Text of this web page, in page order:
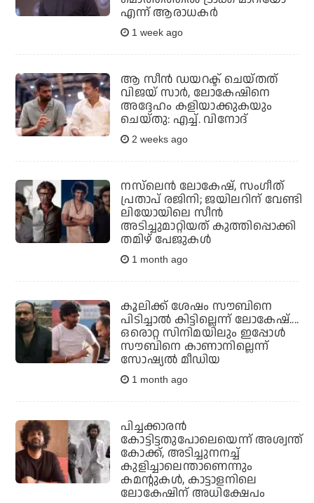
എന്ന് ആരാധകര്‍
1 week ago
ആ സീന്‍ ഡയറക്ട് ചെയ്തത്
വിജയ് സാര്‍, ലോകേഷിനെ
അദ്ദേഹം കളിയാക്കുകയും
ചെയ്തു: എച്ച്. വിനോദ്
2 weeks ago
നസ്‌ലെന്‍ ലോകേഷ്, സംഗീത്
പ്രതാപ് രജിനി; ജയിലറിന് വേണ്ടി
ലിയോയിലെ സീന്‍
അടിച്ചുമാറ്റിയത് കുത്തിപ്പൊക്കി
തമിഴ് പേജുകള്‍
1 month ago
കൂലിക്ക് ശേഷം സൗബിനെ
പിടിച്ചാല്‍ കിട്ടില്ലെന്ന് ലോകേഷ്....
ഒരൊറ്റ സിനിമയിലും ഇപ്പോള്‍
സൗബിനെ കാണാനില്ലെന്ന്
സോഷ്യല്‍ മീഡിയ
1 month ago
പിച്ചക്കാരന്‍
കോട്ടിട്ടതുപോലെയെന്ന് അശ്വന്ത്
കോക്ക്, അടിച്ചുനനച്ച്
കുളിച്ചാലെന്താണെന്നും
കമന്റുകള്‍, കാട്ടാളനിലെ
ലോകേഷിന് അധിക്ഷേപം